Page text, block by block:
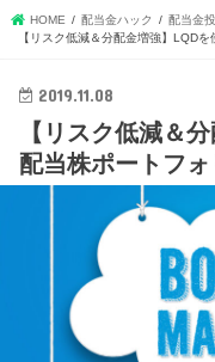
HOME 配当金ハック
配当金
【リスク低減＆分配金増強】LQD
2019.11.08
【リスク低減＆
配当株ポートフ